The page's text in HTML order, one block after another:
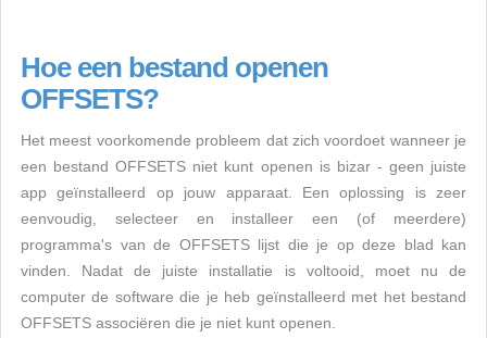
Hoe een bestand openen
OFFSETS?
Het meest voorkomende probleem dat zich voordoet wanneer je
een bestand OFFSETS niet kunt openen is bizar - geen juiste
app geïnstalleerd op jouw apparaat. Een oplossing is zeer
eenvoudig, selecteer en installeer een (of meerdere)
programma's van de OFFSETS lijst die je op deze blad kan
vinden. Nadat de juiste installatie is voltooid, moet nu de
computer de software die je heb geïnstalleerd met het bestand
OFFSETS associëren die je niet kunt openen.